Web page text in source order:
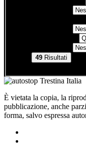
49 Risultati
È vietata la copia, la
pubblicazione, anche
forma, salvo espressa